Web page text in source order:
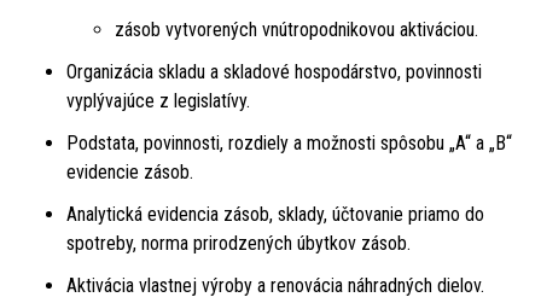
zásob vytvorených vnútropodnikovou aktiváciou.
Organizácia skladu a skladové hospodárstvo, povinnosti
vyplývajúce z legislatívy.
Podstata, povinnosti, rozdiely a možnosti spôsobu „A“ a „B“
evidencie zásob.
Analytická evidencia zásob, sklady, účtovanie priamo do
spotreby, norma prirodzených úbytkov zásob.
Aktivácia vlastnej výroby a renovácia náhradných dielov.